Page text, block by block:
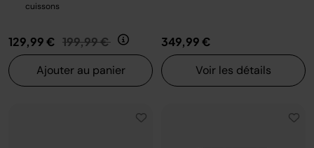
cuissons
129,99 € Prix réduit de
199,99 € au
Ajouter au panier
349,99 €
Voir les détails